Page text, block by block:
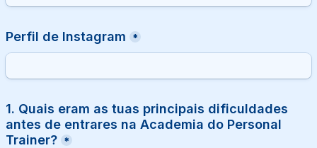
Perfil de Instagram *
1. Quais eram as tuas principais dificuldades
antes de entrares na Academia do Personal
Trainer? *